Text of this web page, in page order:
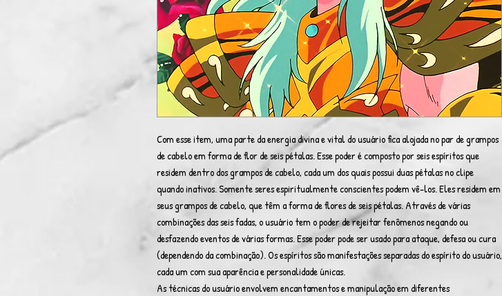
Com esse item, uma parte da energia divina e vital do usuário fica alojada no par de grampos
de cabelo em forma de flor de seis pétalas. Esse poder é composto por seis espíritos que
residem dentro dos grampos de cabelo, cada um dos quais possui duas pétalas no clipe
quando inativos. Somente seres espiritualmente conscientes podem vê-los. Eles residem em
seus grampos de cabelo, que têm a forma de flores de seis pétalas. Através de várias
combinações das seis fadas, o usuário tem o poder de rejeitar fenômenos negando ou
desfazendo eventos de várias formas. Esse poder pode ser usado para ataque, defesa ou cura
(dependendo da combinação). Os espíritos são manifestações separadas do espírito do usuário,
cada um com sua aparência e personalidade únicas.
As técnicas do usuário envolvem encantamentos e manipulação em diferentes